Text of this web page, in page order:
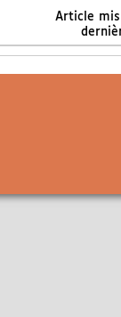
Article